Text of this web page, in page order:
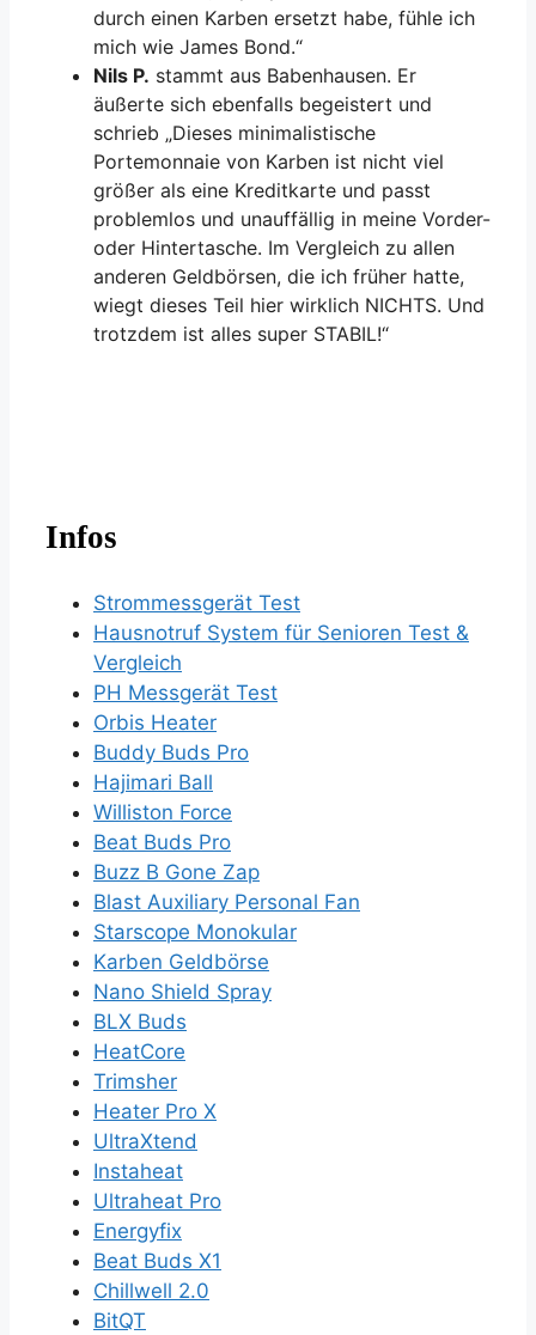
durch einen Karben ersetzt habe, fühle ich
mich wie James Bond.“
Nils P. stammt aus Babenhausen. Er
äußerte sich ebenfalls begeistert und
schrieb „Dieses minimalistische
Portemonnaie von Karben ist nicht viel
größer als eine Kreditkarte und passt
problemlos und unauffällig in meine Vorder-
oder Hintertasche. Im Vergleich zu allen
anderen Geldbörsen, die ich früher hatte,
wiegt dieses Teil hier wirklich NICHTS. Und
trotzdem ist alles super STABIL!“
Infos
Strommessgerät Test
Hausnotruf System für Senioren Test &
Vergleich
PH Messgerät Test
Orbis Heater
Buddy Buds Pro
Hajimari Ball
Williston Force
Beat Buds Pro
Buzz B Gone Zap
Blast Auxiliary Personal Fan
Starscope Monokular
Karben Geldbörse
Nano Shield Spray
BLX Buds
HeatCore
Trimsher
Heater Pro X
UltraXtend
Instaheat
Ultraheat Pro
Energyfix
Beat Buds X1
Chillwell 2.0
BitQT